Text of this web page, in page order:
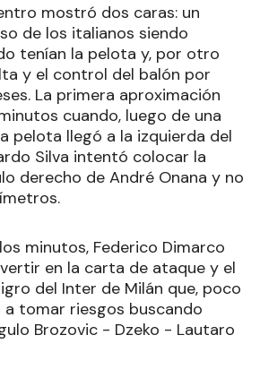
mostró dos caras: un
de los italianos siendo
tenían la pelota y, por otro
y el control del balón por
La primera aproximación
cuando, luego de una
pelota llegó a la izquierda del
Silva intentó colocar la
derecho de André Onana y no
minutos, Federico Dimarco
en la carta de ataque y el
del Inter de Milán que, poco
a tomar riesgos buscando
Brozovic - Dzeko - Lautaro